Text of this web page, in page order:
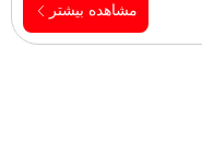
مشاهده بیشتر